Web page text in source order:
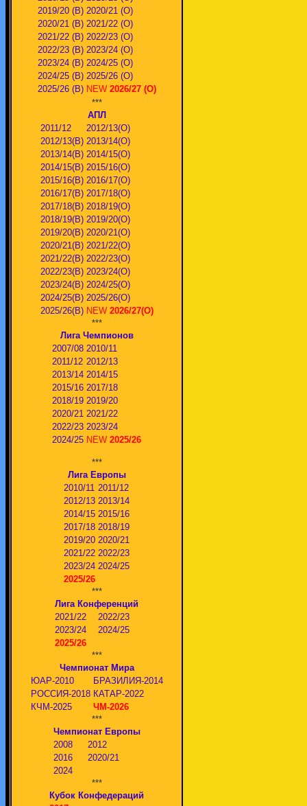
2019/20 (В) 2020/21 (О)
2020/21 (В) 2021/22 (О)
2021/22 (В) 2022/23 (О)
2022/23 (В) 2023/24 (О)
2023/24 (В) 2024/25 (О)
2024/25 (В) 2025/26 (О)
2025/26 (В) NEW 2026/27 (О)
***
АПЛ
2011/12
2012/13(О)
2012/13(В) 2013/14(О)
2013/14(В) 2014/15(О)
2014/15(В) 2015/16(О)
2015/16(В) 2016/17(О)
2016/17(В) 2017/18(О)
2017/18(В) 2018/19(О)
2018/19(В) 2019/20(О)
2019/20(В) 2020/21(О)
2020/21(В) 2021/22(О)
2021/22(В) 2022/23(О)
2022/23(В) 2023/24(O)
2023/24(В) 2024/25(O)
2024/25(В) 2025/26(О)
2025/26(В) NEW 2026/27(О)
***
Лига Чемпионов
2007/08 2010/11
2011/12 2012/13
2013/14 2014/15
2015/16 2017/18
2018/19 2019/20
2020/21 2021/22
2022/23 2023/24
2024/25 NEW 2025/26
***
Лига Европы
2010/11 2011/12
2012/13 2013/14
2014/15 2015/16
2017/18 2018/19
2019/20 2020/21
2021/22 2022/23
2023/24 2024/25
2025/26
***
Лига Конференций
2021/22
2022/23
2023/24
2024/25
2025/26
***
Чемпионат Мира
ЮАР-2010
БРАЗИЛИЯ-2014
РОССИЯ-2018 КАТАР-2022
КЧМ-2025
ЧМ-2026
***
Чемпионат Европы
2008
2012
2016
2020/21
2024
***
Кубок Конфедераций